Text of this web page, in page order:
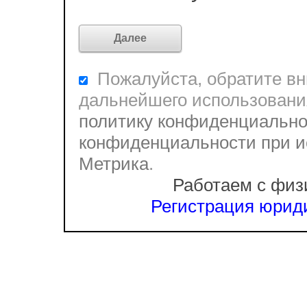
Пожалуйста, обратите
дальнейшего
политику
конфиденциальности при
Метрика.
Работаем с
Регистрация